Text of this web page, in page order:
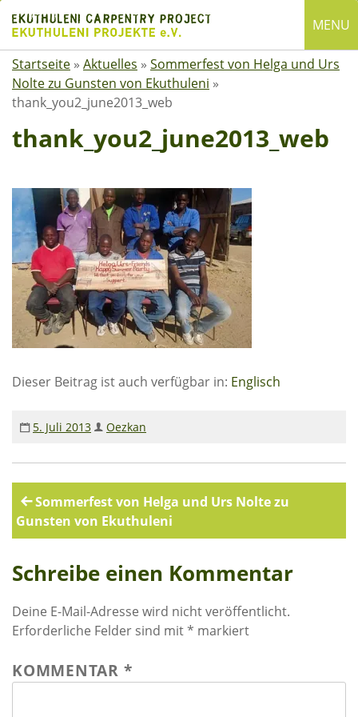
content
MENU
English
Deutsch
SUCHE
ÜBER EKUTHULENI
Startseite
Über uns
Satzung
Mitgliedschaft
Spenden
Rechenschaftsberichte
Ausbildung in Ekuthuleni
Berichte aus Gumtree
Rundbriefe
Termine
Startseite » Aktuelles » Sommerfest von Helga und Urs
Nolte zu Gunsten von Ekuthuleni »
thank_you2_june2013_web
thank_you2_june2013_web
Dieser Beitrag ist auch verfügbar in: Englisch
5. Juli 2013 Oezkan
Beitragsnavigation
Sommerfest von Helga und Urs Nolte zu
Gunsten von Ekuthuleni
Schreibe einen Kommentar
Deine E-Mail-Adresse wird nicht veröffentlicht.
Erforderliche Felder sind mit* markiert
KOMMENTAR *